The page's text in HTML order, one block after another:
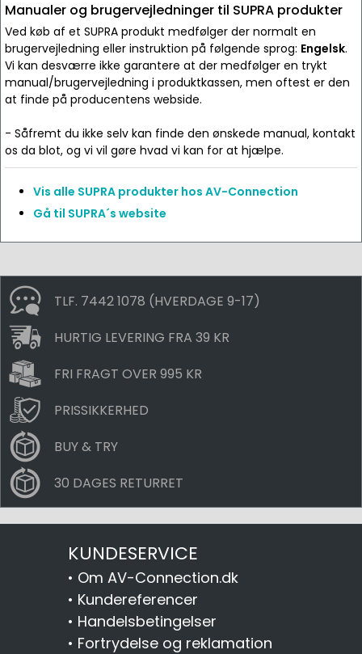
Manualer og brugervejledninger til SUPRA produkter
Ved køb af et SUPRA produkt medfølger der normalt en
brugervejledning eller instruktion på følgende sprog: Engelsk.
Vi kan desværre ikke garantere at der medfølger en trykt
manual/brugervejledning i produktkassen, men oftest er den
at finde på producentens webside.
- Såfremt du ikke selv kan finde den ønskede manual, kontakt
os da blot, og vi vil gøre hvad vi kan for at hjælpe.
Vis alle SUPRA produkter hos AV-Connection
Gå til SUPRA´s website
TLF. 7442 1078 (HVERDAGE 9-17)
HURTIG LEVERING FRA 39 KR
FRI FRAGT OVER 995 KR
PRISSIKKERHED
BUY & TRY
30 DAGES RETURRET
KUNDESERVICE
• Om AV-Connection.dk
• Kundereferencer
• Handelsbetingelser
• Fortrydelse og reklamation